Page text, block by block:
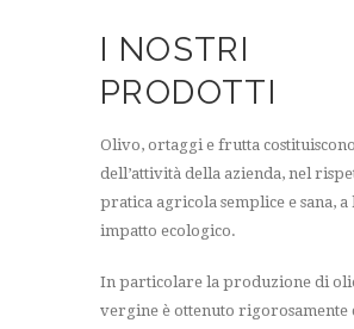
I NOSTRI
PRODOTTI
Olivo, ortaggi e frutta
dell’attività della azienda, nel
pratica agricola semplice e sana, a
impatto ecologico.
In particolare la produzione di
vergine è ottenuto rigorosamente